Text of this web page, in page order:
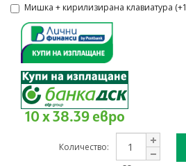
Мишка + кирилизирана клавиатура
10 x 38.39 евро
Количество: